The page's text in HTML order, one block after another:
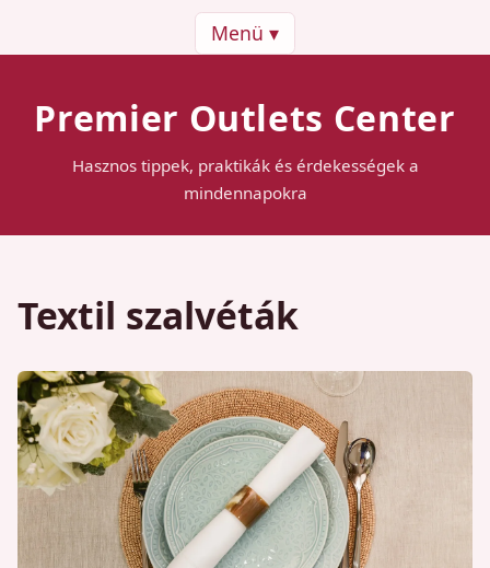
Menü ▾
Premier Outlets Center
Hasznos tippek, praktikák és érdekességek a
mindennapokra
Textil szalvéták